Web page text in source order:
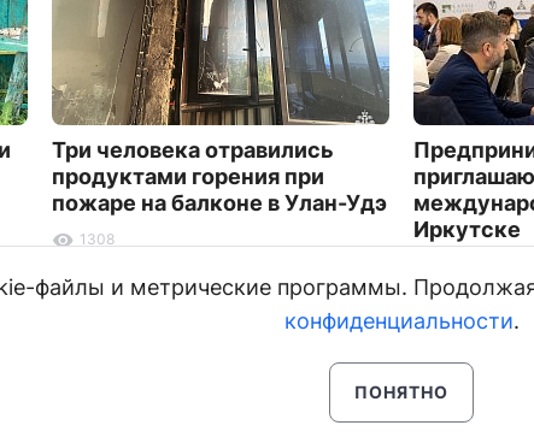
Три человека отравились
продуктами горения при
пожаре на балконе в Улан-Удэ
1308
Иркутске
файлы и метрические программы.
конфиденциальности.
ПОНЯТНО